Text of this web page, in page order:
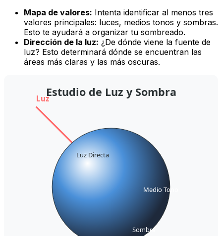
Mapa de valores: Intenta identificar al menos tres
valores principales: luces, medios tonos y sombras.
Esto te ayudará a organizar tu sombreado.
Dirección de la luz: ¿De dónde viene la fuente de
luz? Esto determinará dónde se encuentran las
áreas más claras y las más oscuras.
Estudio de Luz y Sombra
Luz
Luz Directa
Medio Tono
Sombra